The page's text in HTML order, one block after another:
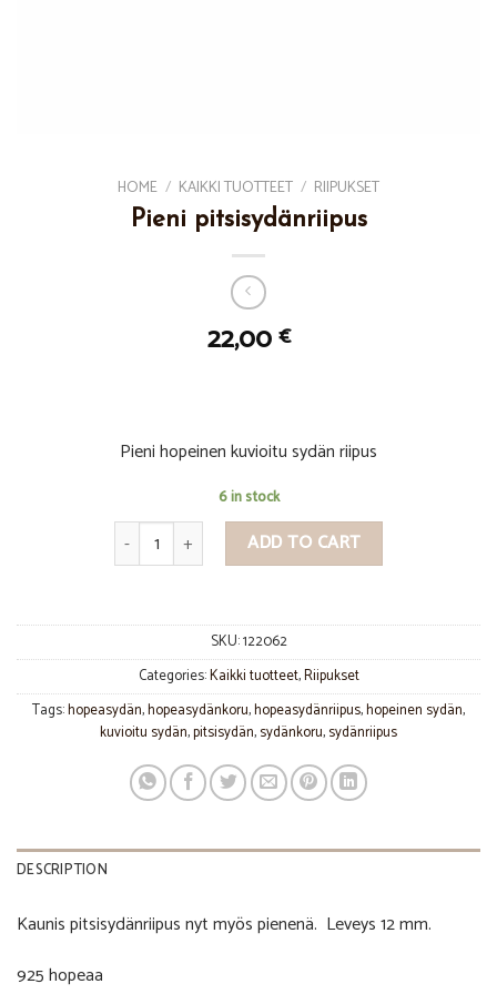
HOME / KAIKKI TUOTTEET / RIIPUKSET
Pieni pitsisydänriipus
22,00 €
Pieni hopeinen kuvioitu sydän riipus
6 in stock
Pieni pitsisydänriipus quantity
ADD TO CART
SKU:122062
Categories:Kaikki tuotteet,Riipukset
Tags:hopeasydän,hopeasydänkoru,hopeasydänriipus,hopeinen sydän,
kuvioitu sydän,pitsisydän,sydänkoru,sydänriipus
DESCRIPTION
Kaunis pitsisydänriipus nyt myös pienenä. Leveys 12 mm.
925 hopeaa